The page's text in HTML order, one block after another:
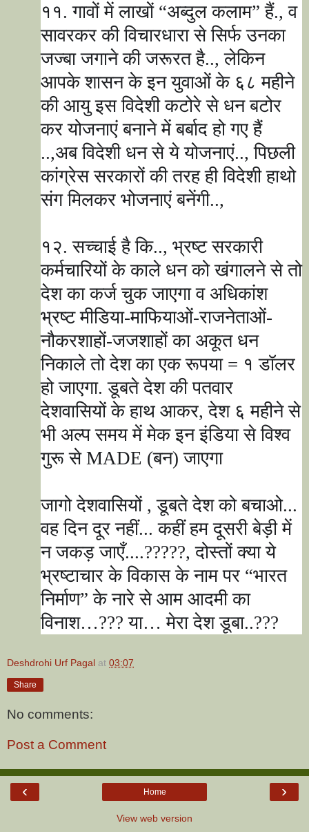
११. गावों में लाखों “अब्दुल कलाम”हैं.,व
सावरकर की विचारधारा से सिर्फ उनका
जज्बा जगाने की जरूरत है..,लेकिन
आपके शासन के इन युवाओं के ६८ महीने
की आयु इस विदेशी कटोरे से धन बटोर
कर योजनाएं बनाने में बर्बाद हो गए हैं
..,अब विदेशी धन से ये योजनाएं..,पिछली
कांग्रेस सरकारों की तरह ही विदेशी हाथो
संग मिलकर भोजनाएं बनेंगी..,
१२. सच्चाई है कि.., भ्रष्ट सरकारी
कर्मचारियों के काले धन को खंगालने से तो
देश का कर्ज चुक जाएगा व अधिकांश
भ्रष्ट मीडिया-माफियाओं-राजनेताओं-
नौकरशाहों-जजशाहों का अकूत धन
निकाले तो देश का एक रूपया = १ डॉलर
हो जाएगा. डूबते देश की पतवार
देशवासियों के हाथ आकर,देश ६ महीने से
भी अल्प समय में मेक इन इंडिया से विश्व
गुरू से MADE (बन) जाएगा
जागो देशवासियों ,डूबते देश को बचाओ...
वह दिन दूर नहीं... कहीं हम दूसरी बेड़ी में
न जकड़ जाएँ....?????,दोस्तों क्या ये
भ्रष्टाचार के विकास के नाम पर “भारत
निर्माण”के नारे से आम आदमी का
विनाश…???या…मेरा देश डूबा..???
Deshdrohi Urf Pagal at 03:07
Share
No comments:
Post a Comment
‹ ›
Home
View web version